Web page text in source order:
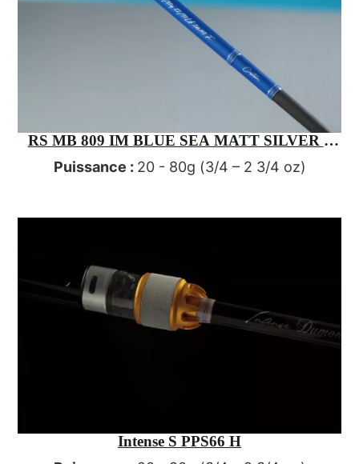
RS MB 809 IM BLUE SEA MATT SILVER –
Puissance : 20 - 80g (3/4 – 2 3/4 oz)
Intense S PPS66 H